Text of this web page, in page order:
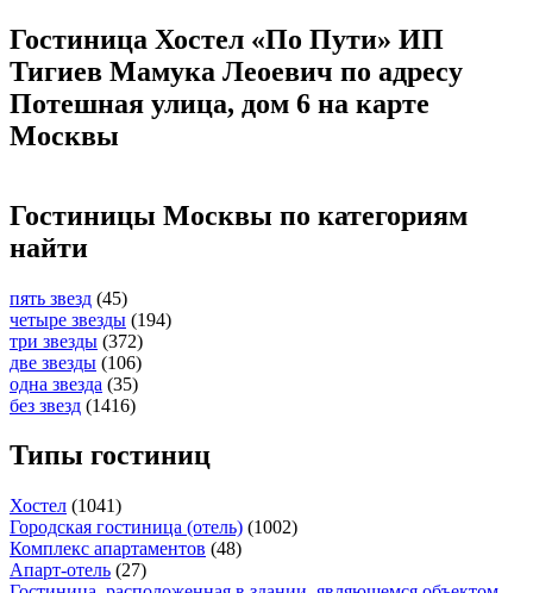
Гостиница Хостел «По Пути» ИП
Тигиев Мамука Леоевич по адресу
Потешная улица, дом 6 на карте
Москвы
Гостиницы Москвы по категориям
найти
пять звезд (45)
четыре звезды (194)
три звезды (372)
две звезды (106)
одна звезда (35)
без звезд (1416)
Типы гостиниц
Хостел (1041)
Городская гостиница (отель) (1002)
Комплекс апартаментов (48)
Апарт-отель (27)